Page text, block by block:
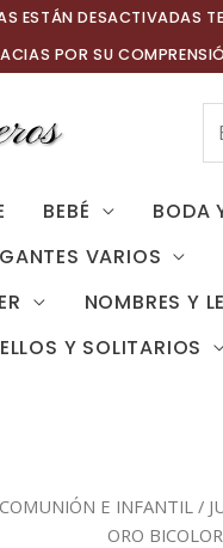
ESTÁN DESACTIVADAS
POR SU
BEBÉ
BODA
VARIOS
NOMBRES Y
Y SOLITARIOS
COMUNIÓN E INFANTIL /
ORO